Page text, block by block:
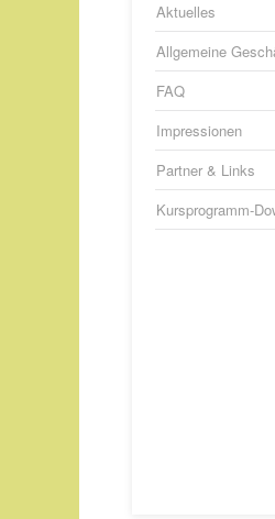
Aktuelles
Allgemeine
FAQ
Impressionen
Partner & Links
Kursprogramm-